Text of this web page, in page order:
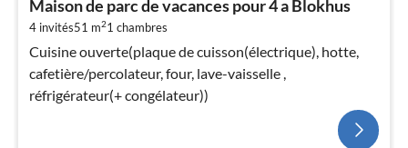
Maison de parc de vacances pour 4 a Blokhus
4 invités51 m21 chambres
Cuisine ouverte(plaque de cuisson(électrique), hotte,
cafetière/percolateur, four, lave-vaisselle ,
réfrigérateur(+ congélateur))